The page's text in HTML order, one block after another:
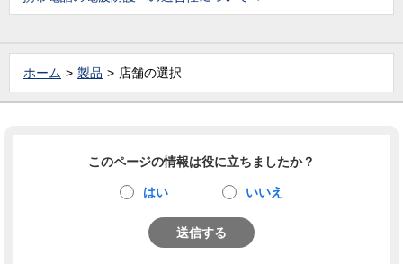
ホーム 製品 店舗の選択
このページの情報は役に立ちましたか？
はい いいえ
送信する